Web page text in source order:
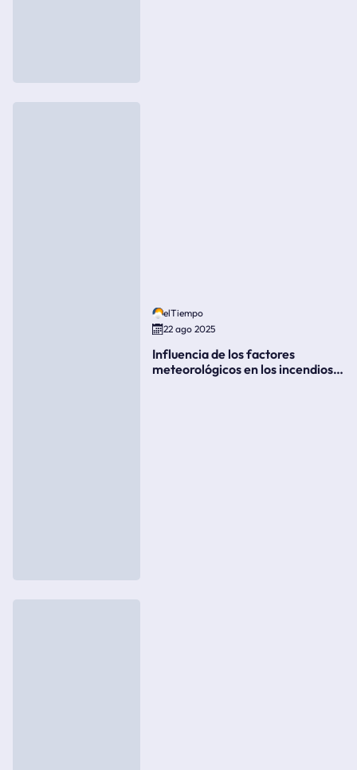
elTiempo
22 ago 2025
Influencia de los factores
meteorológicos en los incendios